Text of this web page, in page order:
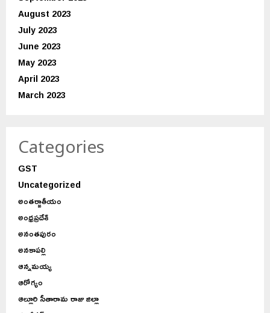
August 2023
July 2023
June 2023
May 2023
April 2023
March 2023
Categories
GST
Uncategorized
అంతర్జాతీయం
అంధ్రప్రదేశ్
అనంతపురం
అనకాపల్లి
ఆన్నమయ్య
ఆరోగ్యం
ఆల్లూరి సీతారామ రాజు జిల్లా